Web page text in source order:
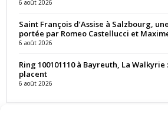
6 août 2026
Saint François d’Assise à Salzbourg,
portée par Romeo Castellucci et
6 août 2026
Ring 100101110 à Bayreuth, La
placent
6 août 2026